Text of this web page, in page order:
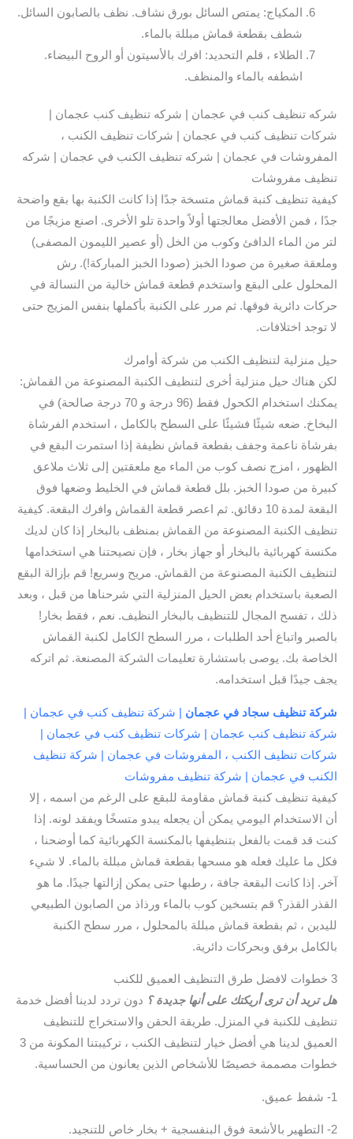
المكياج: يمتص السائل بورق نشاف. نظف بالصابون السائل.
شطف بقطعة قماش مبللة بالماء.
الطلاء ، قلم التحديد: افرك بالأسيتون أو الروح البيضاء.
اشطفه بالماء والمنظف.
شركه تنظيف كنب في عجمان | شركه تنظيف كنب عجمان |
شركات تنظيف كنب في عجمان | شركات تنظيف الكنب ،
المفروشات في عجمان | شركه تنظيف الكنب في عجمان | شركه
تنظيف مفروشات
كيفية تنظيف كنبة قماش متسخة جدًا إذا كانت الكنبة بها بقع واضحة
جدًا ، فمن الأفضل معالجتها أولاً واحدة تلو الأخرى. اصنع مزيجًا من
لتر من الماء الدافئ وكوب من الخل (أو عصير الليمون المصفى)
وملعقة صغيرة من صودا الخبز (صودا الخبز المباركة!). رش
المحلول على البقع واستخدم قطعة قماش خالية من النسالة في
حركات دائرية فوقها. ثم مرر على الكنبة بأكملها بنفس المزيج حتى
لا توجد اختلافات.
حيل منزلية لتنظيف الكنب من شركة أوامرك
لكن هناك حيل منزلية أخرى لتنظيف الكنبة المصنوعة من القماش:
يمكنك استخدام الكحول فقط (96 درجة و 70 درجة صالحة) في
البخاخ. ضعه شيئًا فشيئًا على السطح بالكامل ، استخدم الفرشاة
بفرشاة ناعمة وجفف بقطعة قماش نظيفة إذا استمرت البقع في
الظهور ، امزج نصف كوب من الماء مع ملعقتين إلى ثلاث ملاعق
كبيرة من صودا الخبز. بلل قطعة قماش في الخليط وضعها فوق
البقعة لمدة 10 دقائق. ثم اعصر قطعة القماش وافرك البقعة. كيفية
تنظيف الكنبة المصنوعة من القماش بمنظف بالبخار إذا كان لديك
مكنسة كهربائية بالبخار أو جهاز بخار ، فإن نصيحتنا هي استخدامها
لتنظيف الكنبة المصنوعة من القماش. مريح وسريع! قم بإزالة البقع
الصعبة باستخدام بعض الحيل المنزلية التي شرحناها من قبل ، وبعد
ذلك ، تفسح المجال للتنظيف بالبخار النظيف. نعم ، فقط بخار!
بالصبر واتباع أحد الطلبات ، مرر السطح الكامل لكنبة القماش
الخاصة بك. يوصى باستشارة تعليمات الشركة المصنعة. ثم اتركه
يجف جيدًا قبل استخدامه.
شركة تنظيف سجاد في عجمان | شركة تنظيف كنب في عجمان |
شركة تنظيف كنب عجمان | شركات تنظيف كنب في عجمان |
شركات تنظيف الكنب ، المفروشات في عجمان | شركة تنظيف
الكنب في عجمان | شركة تنظيف مفروشات
كيفية تنظيف كنبة قماش مقاومة للبقع على الرغم من اسمه ، إلا
أن الاستخدام اليومي يمكن أن يجعله يبدو متسخًا ويفقد لونه. إذا
كنت قد قمت بالفعل بتنظيفها بالمكنسة الكهربائية كما أوضحنا ،
فكل ما عليك فعله هو مسحها بقطعة قماش مبللة بالماء. لا شيء
آخر. إذا كانت البقعة جافة ، رطبها حتى يمكن إزالتها جيدًا. ما هو
القذر القذر؟ قم بتسخين كوب بالماء ورذاذ من الصابون الطبيعي
لليدين ، ثم بقطعة قماش مبللة بالمحلول ، مرر سطح الكنبة
بالكامل برفق وبحركات دائرية.
3 خطوات لافضل طرق التنظيف العميق للكنب
هل تريد أن ترى أريكتك على أنها جديدة ؟ دون تردد لدينا أفضل خدمة
تنظيف للكنبة في المنزل. طريقة الحقن والاستخراج للتنظيف
العميق لدينا هي أفضل خيار لتنظيف الكنب ، تركيبتنا المكونة من 3
خطوات مصممة خصيصًا للأشخاص الذين يعانون من الحساسية.
1- شفط عميق.
2- التطهير بالأشعة فوق البنفسجية + بخار خاص للتنجيد.